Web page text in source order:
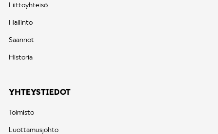
Liittoyhteisö
Hallinto
Säännöt
Historia
YHTEYSTIEDOT
Toimisto
Luottamusjohto